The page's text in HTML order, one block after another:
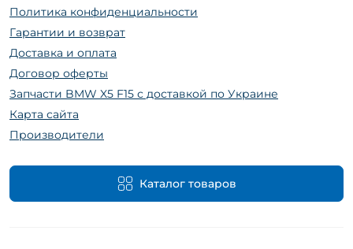
Политика конфиденциальности
Гарантии и возврат
Доставка и оплата
Договор оферты
Запчасти BMW X5 F15 с доставкой по Украине
Карта сайта
Производители
Каталог товаров